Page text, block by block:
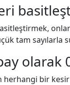
tam sayılarla
olarak
herhangi bir